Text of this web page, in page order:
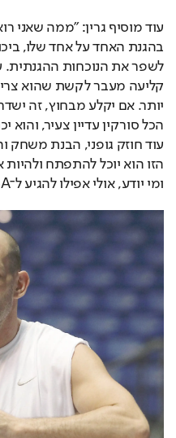
ומי יודע, אולי אפילו להגיע ל־NBA".